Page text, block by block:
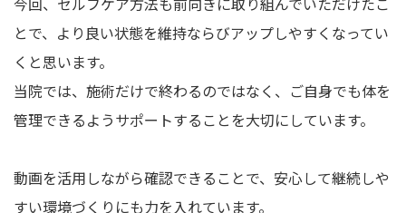
とで、より良い状態を維持ならびアップしやすくなってい
くと思います。
当院では、施術だけで終わるのではなく、ご自身でも体を
管理できるようサポートすることを大切にしています。
動画を活用しながら確認できることで、安心して継続しや
すい環境づくりにも力を入れています。